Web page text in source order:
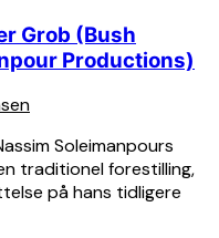
Grob (Bush
Productions)
Soleimanpours
traditionel forestilling,
på hans tidligere